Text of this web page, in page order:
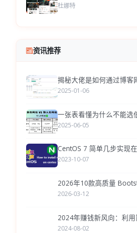
杜娜特
资讯推荐
揭秘大佬是如何通过博客
2025-01-06
一张表看懂为什么不能选
2025-06-05
CentOS 7 简单几步实现
2023-10-07
2026年10款高质量
2026-03-12
2024年赚钱新风向：利用
2024-08-02